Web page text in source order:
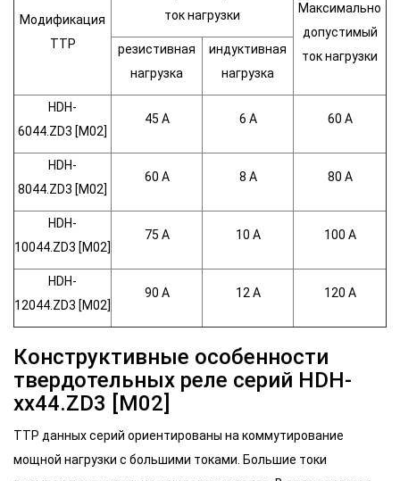
Модификация
ТТР
ток нагрузки
Максимально
допустимый
ток нагрузки
резистивная
нагрузка
индуктивная
нагрузка
HDH-
6044.ZD3 [M02]
45 A 6 A 60 A
HDH-
8044.ZD3 [M02]
60 A 8 A 80 A
HDH-
10044.ZD3 [M02]
75 A 10 A 100 A
HDH-
12044.ZD3 [M02]
90 A 12 A 120 A
Конструктивные особенности
твердотельных реле серий HDH-
xx44.ZD3 [M02]
ТТР данных серий ориентированы на коммутирование
мощной нагрузки с большими токами. Большие токи